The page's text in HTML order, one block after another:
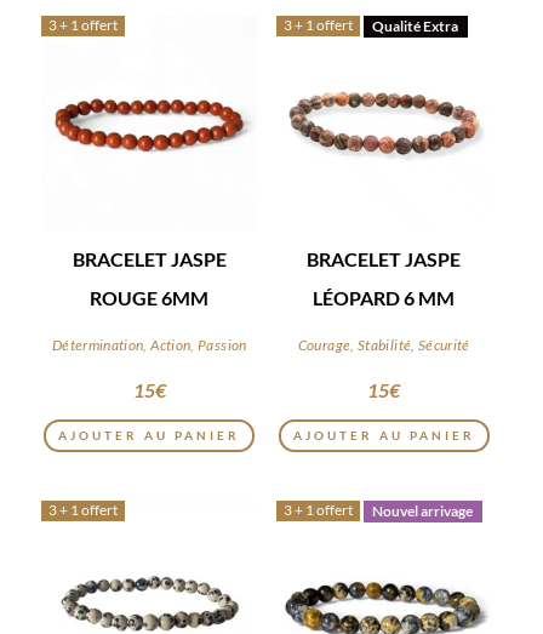
3 + 1 offert
BRACELET JASPE
ROUGE 6MM
Détermination, Action, Passion
15€
AJOUTER AU PANIER
3 + 1 offert Qualité Extra
BRACELET JASPE
LÉOPARD 6 MM
Courage, Stabilité, Sécurité
15€
AJOUTER AU PANIER
3 + 1 offert 3 + 1 offert Nouvel arrivage